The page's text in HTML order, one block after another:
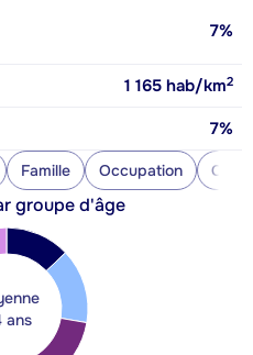
7%
1 165 hab/km2
7%
Famille Occupation
groupe d'âge
ans